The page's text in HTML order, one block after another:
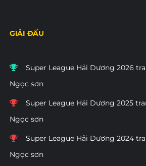
GIẢI ĐẤU
Super League Hải Dương 2026
Ngọc sơn
Super League Hải Dương 2025
Ngọc sơn
Super League Hải Dương 2024
Ngọc sơn